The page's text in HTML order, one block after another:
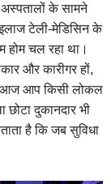
के सामने
टेली-मेडिसिन के
चल रहा था।
और कारीगर हों,
आज आप किसी लोकल
छोटा दुकानदार भी
है कि जब सुविधा